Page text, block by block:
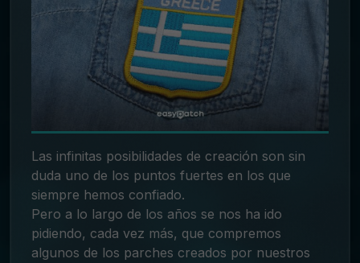
Las infinitas posibilidades de creación son sin
duda uno de los puntos fuertes en los que
siempre hemos confiado.
Pero a lo largo de los años se nos ha ido
pidiendo, cada vez más, que compremos
algunos de los parches creados por nuestros